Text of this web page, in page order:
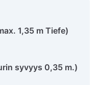
1,35 m Tiefe)
syvyys 0,35 m.)